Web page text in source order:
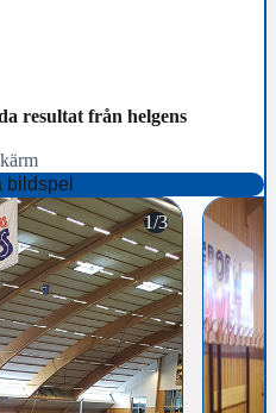
resultat från helgens
bildspel
1/3